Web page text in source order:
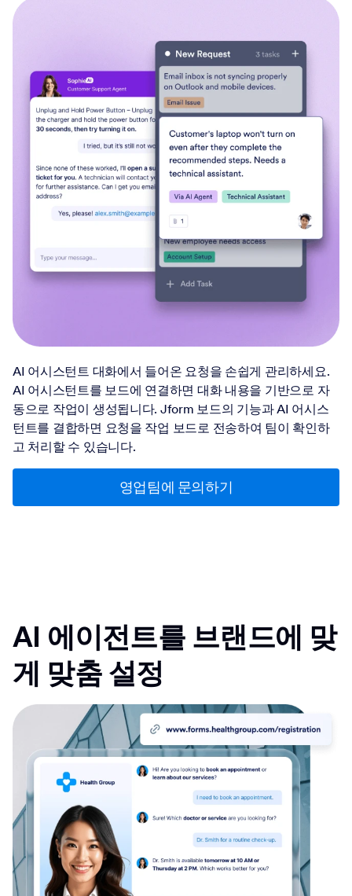
AI 어시스턴트 대화에서 들어온 요청을 손쉽게 관리하세요.
AI 어시스턴트를 보드에 연결하면 대화 내용을 기반으로 자
동으로 작업이 생성됩니다. Jform 보드의 기능과 AI 어시스
턴트를 결합하면 요청을 작업 보드로 전송하여 팀이 확인하
고 처리할 수 있습니다.
영업팀에 문의하기
AI 에이전트를 브랜드에 맞
게 맞춤 설정